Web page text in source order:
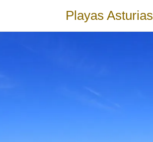
Playas Asturias